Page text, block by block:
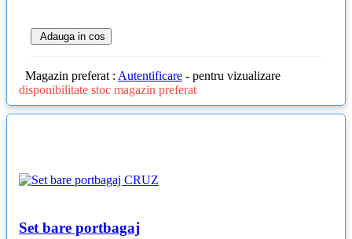
Adauga in cos
Magazin preferat : Autentificare - pentru vizualizare
disponibilitate stoc magazin preferat
Set bare portbagaj